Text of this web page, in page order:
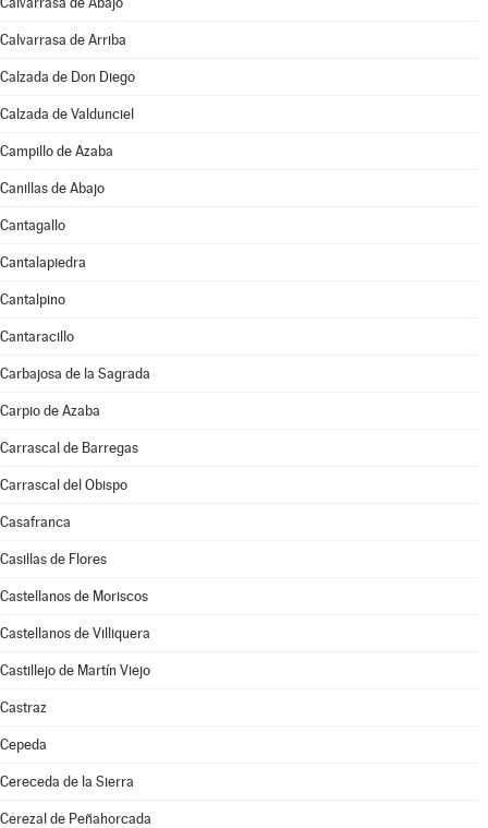
Calvarrasa de Arriba
Calzada de Don Diego
Calzada de Valdunciel
Campillo de Azaba
Canillas de Abajo
Cantagallo
Cantalapiedra
Cantalpino
Cantaracillo
Carbajosa de la Sagrada
Carpio de Azaba
Carrascal de Barregas
Carrascal del Obispo
Casafranca
Casillas de Flores
Castellanos de Moriscos
Castellanos de Villiquera
Castillejo de Martín Viejo
Castraz
Cepeda
Cereceda de la Sierra
Cerezal de Peñahorcada